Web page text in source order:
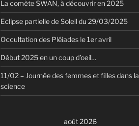
La comète SWAN, à découvrir en 2025
Eclipse partielle de Soleil du 29/03/2025
Occultation des Pléiades le 1er avril
Début 2025 en un coup d’oeil…
11/02 – Journée des femmes et filles dans la
science
août 2026